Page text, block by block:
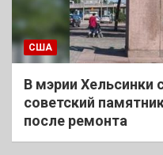
США
В мэрии Хельсинки
советский
после ремонта